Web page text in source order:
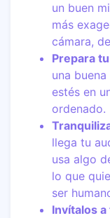
un buen
más
cámara,
Prepara
una
estés en
ordenado.
llega tu
usa algo
lo que
ser
Invítalos